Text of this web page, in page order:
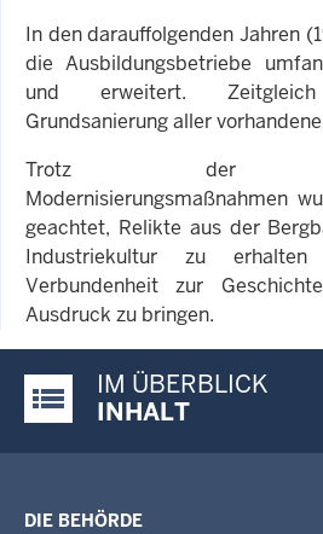
In den darauffolgenden Jahren
die Ausbildungsbetriebe
und erweitert.
Grundsanierung aller
Trotz der
Modernisierungsmaßnahmen
geachtet, Relikte aus der
Industriekultur zu
Verbundenheit zur
Ausdruck zu bringen.
Justiz-Portal im Überblick:
IM ÜBERBLICK
INHALT
DIE BEHÖRDE